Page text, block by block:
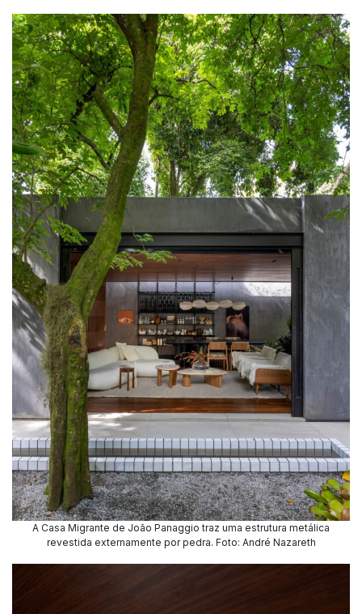
A Casa Migrante de João Panaggio traz uma estrutura metálica
revestida externamente por pedra. Foto: André Nazareth